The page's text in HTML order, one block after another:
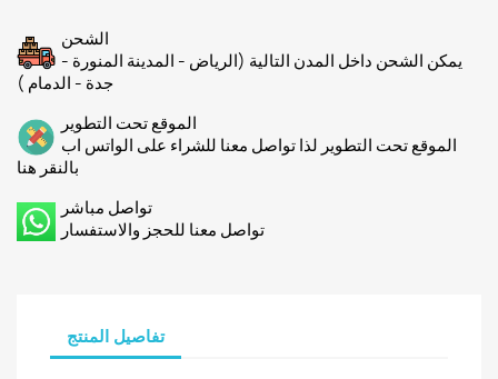
الشحن
يمكن الشحن داخل المدن التالية (الرياض - المدينة المنورة -
جدة - الدمام )
الموقع تحت التطوير
الموقع تحت التطوير لذا تواصل معنا للشراء على الواتس اب
بالنقر هنا
تواصل مباشر
تواصل معنا للحجز والاستفسار
تفاصيل المنتج